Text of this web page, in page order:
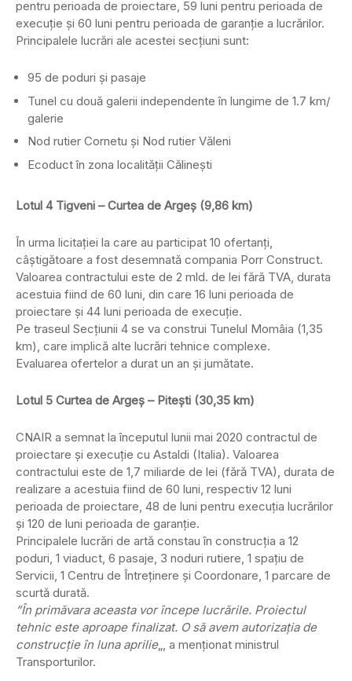
pentru perioada de proiectare, 59 luni pentru perioada de
execuţie şi 60 luni pentru perioada de garanţie a lucrărilor.
Principalele lucrări ale acestei secţiuni sunt:
95 de poduri și pasaje
Tunel cu două galerii independente în lungime de 1.7 km/
galerie
Nod rutier Cornetu și Nod rutier Văleni
Ecoduct în zona localităţii Călineşti
Lotul 4 Tigveni – Curtea de Argeş (9,86 km)
În urma licitației la care au participat 10 ofertanți,
câștigătoare a fost desemnată compania Porr Construct.
Valoarea contractului este de 2 mld. de lei fără TVA, durata
acestuia fiind de 60 luni, din care 16 luni perioada de
proiectare şi 44 luni perioada de execuţie.
Pe traseul Secţiunii 4 se va construi Tunelul Momâia (1,35
km), care implică alte lucrări tehnice complexe.
Evaluarea ofertelor a durat un an și jumătate.
Lotul 5 Curtea de Argeş – Piteşti (30,35 km)
CNAIR a semnat la începutul lunii mai 2020 contractul de
proiectare şi execuţie cu Astaldi (Italia). Valoarea
contractului este de 1,7 miliarde de lei (fără TVA), durata de
realizare a acestuia fiind de 60 luni, respectiv 12 luni
perioada de proiectare, 48 de luni pentru execuţia lucrărilor
și 120 de luni perioada de garanție.
Principalele lucrări de artă constau în construcţia a 12
poduri, 1 viaduct, 6 pasaje, 3 noduri rutiere, 1 spaţiu de
Servicii, 1 Centru de Întreţinere şi Coordonare, 1 parcare de
scurtă durată.
”În primăvara aceasta vor începe lucrările. Proiectul
tehnic este aproape finalizat. O să avem autorizaţia de
construcţie în luna aprilie„, a menționat ministrul
Transporturilor.